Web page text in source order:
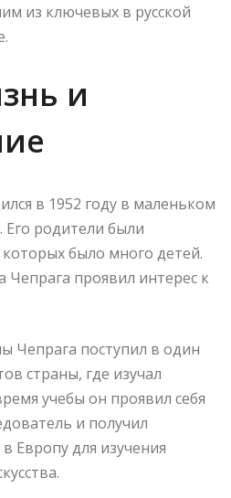
из ключевых в русской
и
в 1952 году в маленьком
Его родители были
было много детей.
Чепрага проявил интерес к
Чепрага поступил в один
страны, где изучал
учебы он проявил себя
и получил
Европу для изучения